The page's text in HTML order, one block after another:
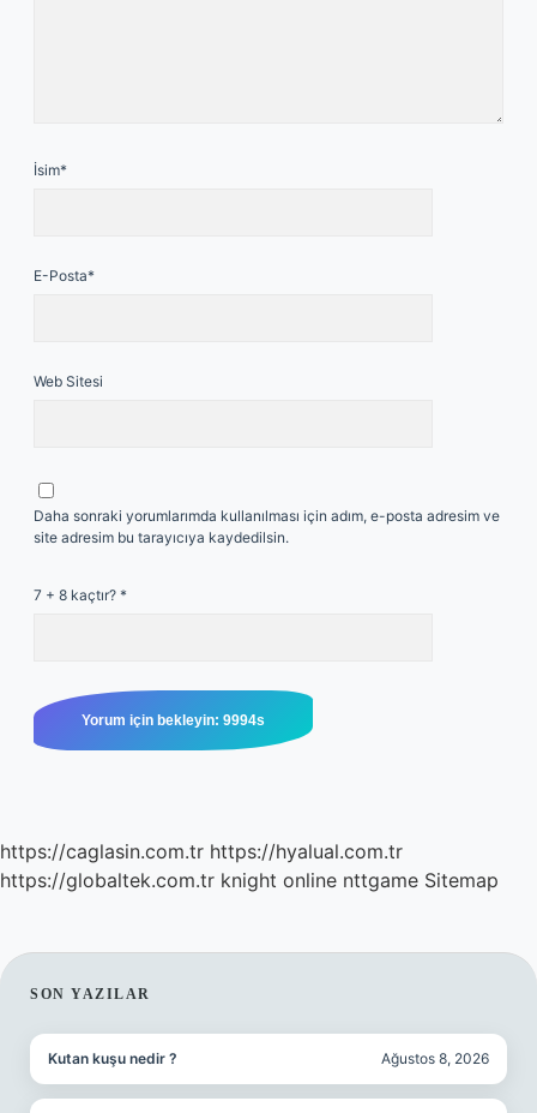
İsim*
E-Posta*
Web Sitesi
Daha sonraki yorumlarımda kullanılması için adım, e-posta adresim ve
site adresim bu tarayıcıya kaydedilsin.
7 + 8 kaçtır? *
https://caglasin.com.tr https://hyalual.com.tr
https://globaltek.com.tr knight online nttgame Sitemap
SIDEBAR
SON YAZILAR
Kutan kuşu nedir ? Ağustos 8, 2026